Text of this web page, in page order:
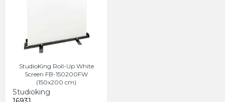
StudioKing Roll-Up White
Screen FB-150200FW
(150x200 cm)
Studioking